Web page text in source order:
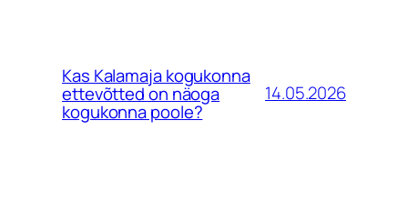
Kas Kalamaja kogukonna
ettevõtted on näoga
kogukonna poole?
14.05.2026